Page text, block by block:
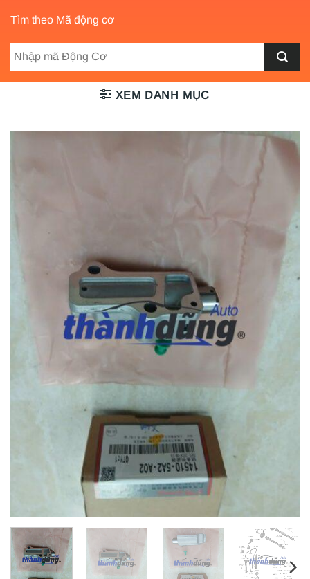
Tìm theo Mã động cơ
XEM DANH MỤC